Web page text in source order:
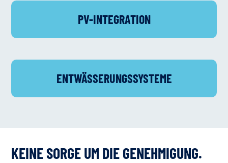
PV-INTEGRATION
ENTWÄSSERUNGS­SYSTEME
KEINE SORGE UM DIE GENEHMIGUNG.